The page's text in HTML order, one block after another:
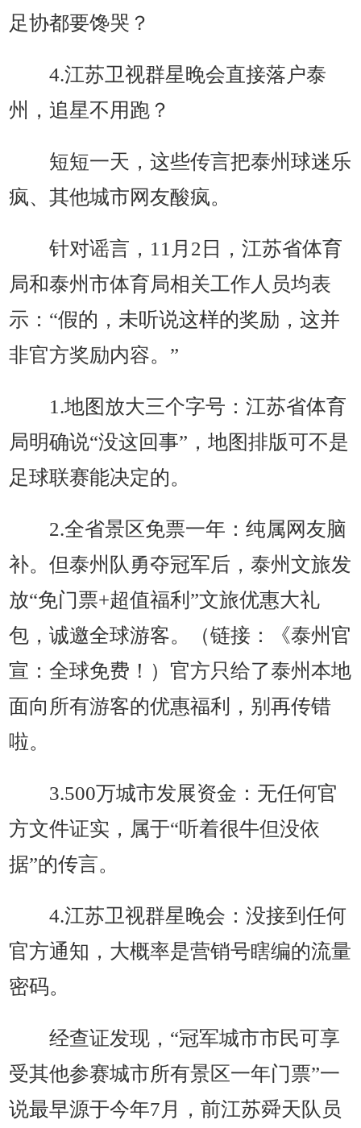
足协都要馋哭？
4.江苏卫视群星晚会直接落户泰
州，追星不用跑？
短短一天，这些传言把泰州球迷乐
疯、其他城市网友酸疯。
针对谣言，11月2日，江苏省体育
局和泰州市体育局相关工作人员均表
示：“假的，未听说这样的奖励，这并
非官方奖励内容。”
1.地图放大三个字号：江苏省体育
局明确说“没这回事”，地图排版可不是
足球联赛能决定的。
2.全省景区免票一年：纯属网友脑
补。但泰州队勇夺冠军后，泰州文旅发
放“免门票+超值福利”文旅优惠大礼
包，诚邀全球游客。（链接：《泰州官
宣：全球免费！）官方只给了泰州本地
面向所有游客的优惠福利，别再传错
啦。
3.500万城市发展资金：无任何官
方文件证实，属于“听着很牛但没依
据”的传言。
4.江苏卫视群星晚会：没接到任何
官方通知，大概率是营销号瞎编的流量
密码。
经查证发现，“冠军城市市民可享
受其他参赛城市所有景区一年门票”一
说最早源于今年7月，前江苏舜天队员